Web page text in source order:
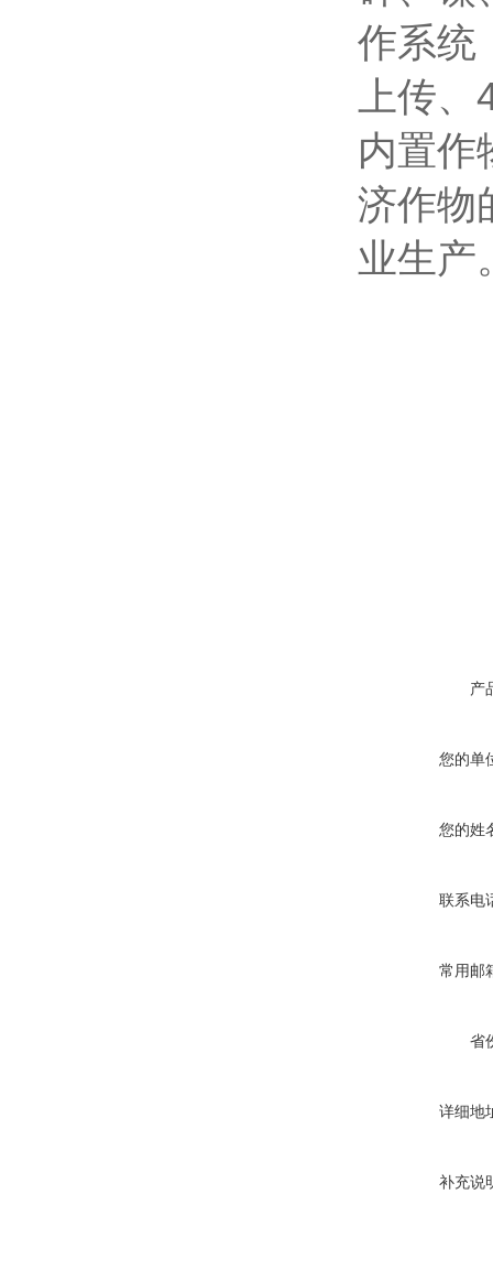
作系统
上传、
内置作
济作物
业生产
产
您的单
您的姓
联系电
常用邮
省
详细地
补充说